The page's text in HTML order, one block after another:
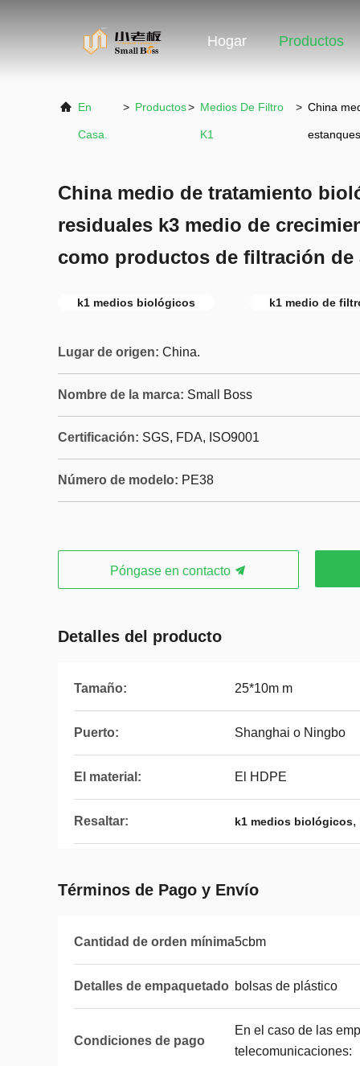
Hogar Productos
En
Casa.
> Productos> Medios De Filtro
K1
> China
estanques
China medio de tratamiento
residuales k3 medio de
como productos de filtración de
k1 medios biológicos k1 medio de
Lugar de origen: China.
Nombre de la marca: Small Boss
Certificación: SGS, FDA, ISO9001
Número de modelo: PE38
Póngase en contacto
Detalles del producto
Tamaño: 25*10m m
Puerto: Shanghai o Ningbo
El material: El HDPE
Resaltar: k1 medios biológicos,
Términos de Pago y Envío
Cantidad de orden mínima5cbm
Detalles de empaquetado bolsas de plástico
Condiciones de pago
En el caso de las
telecomunicaciones: